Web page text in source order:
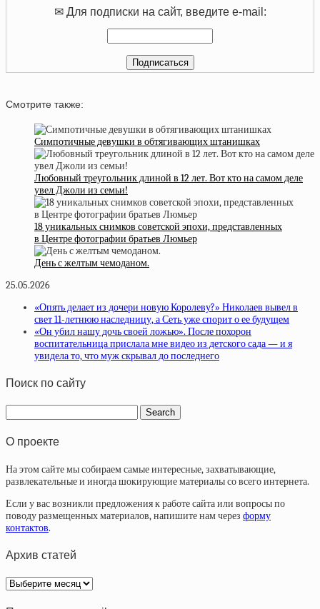
✉ Для подписки на сайт, введите e-mail:
Смотрите также:
Симпотичные девушки в обтягивающих штанишках
Любовный треугольник длиной в 12 лет. Вот кто на самом деле
увел Джоли из семьи!
18 уникальных снимков советской эпохи, представленных
в Центре фотографии братьев Люмьер
День с желтым чемоданом.
25.05.2026
«Опять делает из дочери новую Королеву?» Николаев вывел в
свет 11-летнюю наследницу, а Сеть уже спорит о ее будущем
«Он убил нашу дочь своей ложью». После похорон
воспитательница прислала мне видео из детского сада — и я
увидела то, что муж скрывал до последнего
Поиск по сайту
О проекте
На этом сайте мы собираем самые интересные, захватывающие,
развлекательные и иногда шокирующие материалы со всего интернета.
Если у вас возникли предложения к работе сайта или вопросы по
поводу размещенных материалов, напишите нам через форму
контактов.
Архив статей
Архив
статей